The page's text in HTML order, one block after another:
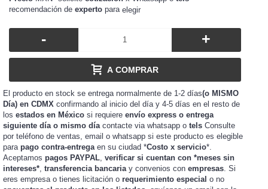
recomendación de experto para elegir
- +
A COMPRAR
El producto en stock se entrega normalmente de 1-2 días(o MISMO
Día) en CDMX confirmando al inicio del día y 4-5 días en el resto de
los estados en México si requiere envío express o entrega
siguiente día o mismo día contacte via whatsapp o tels Consulte
por teléfono de ventas, email o whatsapp si este producto es elegible
para pago contra-entrega en su ciudad *Costo x servicio*.
Aceptamos pagos PAYPAL verificar si cuentan con *meses sin
intereses* transferencia bancaria y convenios con empresas . Si
eres empresa o tienes licitación o requerimiento especial o no